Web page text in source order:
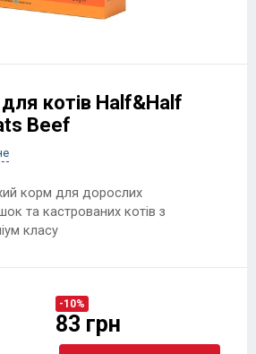
котів Half&Half
Beef
корм для дорослих
та кастрованих котів з
класу
-10%
83 грн